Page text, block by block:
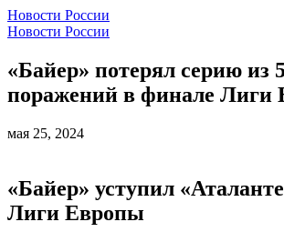
Новости России
Новости России
«Байер» потерял серию из
поражений в финале Лиги
мая 25, 2024
«Байер» уступил
Лиги Европы